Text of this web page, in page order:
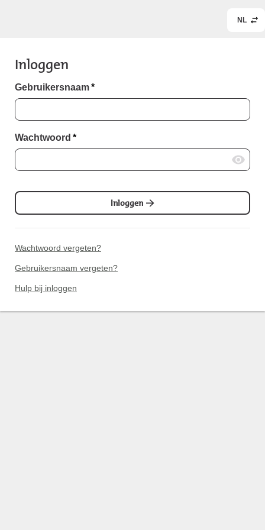
NL
Inloggen
Gebruikersnaam*
Wachtwoord *
Inloggen
Wachtwoord vergeten?
Gebruikersnaam vergeten?
Hulp bij inloggen